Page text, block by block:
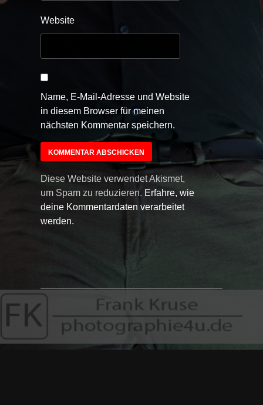
Website
Name, E-Mail-Adresse und Website
in diesem Browser für meinen
nächsten Kommentar speichern.
Diese Website verwendet Akismet,
um Spam zu reduzieren. Erfahre, wie
deine Kommentardaten verarbeitet
werden.